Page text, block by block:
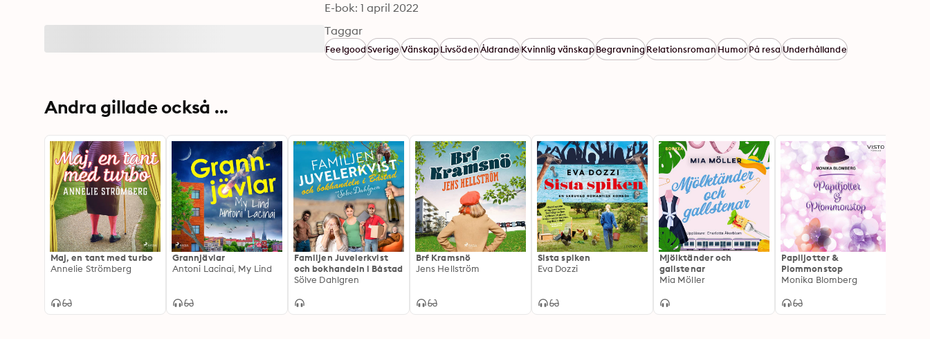
E-bok: 1 april 2022
Taggar
FeelgoodSverigeVänskapLivsödenÅldrandeKvinnlig vänskapBegravningRelationsromanHumorPå resaUnderhållande
Andra gillade också ...
Maj, en tant med turbo
Annelie Strömberg
Grannjävlar
Antoni Lacinai, My Lind
Familjen Juvelerkvist
och bokhandeln i Båstad
Sölve Dahlgren
Brf Kramsnö
Jens Hellström
Sista spiken
Eva Dozzi
Mjölktänder och
gallstenar
Mia Möller
Papiljotter &
Plommonstop
Monika Blomberg